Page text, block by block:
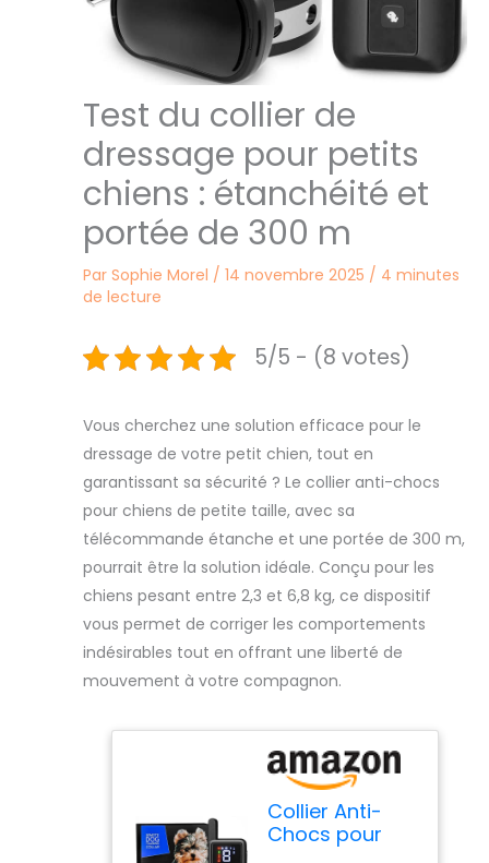
Test du collier de
dressage pour petits
chiens : étanchéité et
portée de 300 m
Par Sophie Morel / 14 novembre 2025 / 4 minutes
de lecture
5/5 - (8 votes)
Vous cherchez une solution efficace pour le
dressage de votre petit chien, tout en
garantissant sa sécurité ? Le collier anti-chocs
pour chiens de petite taille, avec sa
télécommande étanche et une portée de 300 m,
pourrait être la solution idéale. Conçu pour les
chiens pesant entre 2,3 et 6,8 kg, ce dispositif
vous permet de corriger les comportements
indésirables tout en offrant une liberté de
mouvement à votre compagnon.
Collier Anti-
Chocs pour